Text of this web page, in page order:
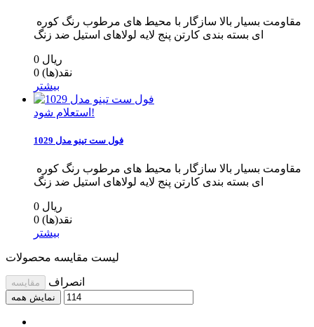
ای بسته بندی کارتن پنج لایه لولاهای استیل ضد زنگ
0 ریال
0 نقد(ها)
بیشتر
استعلام شود!
فول ست تینو مدل 1029
ای بسته بندی کارتن پنج لایه لولاهای استیل ضد زنگ
0 ریال
0 نقد(ها)
بیشتر
لیست مقایسه محصولات
مقایسه انصراف
نمایش همه